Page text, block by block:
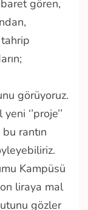
gören,
görüyoruz.
‘’proje’’
rantın
Kampüsü
liraya mal
gözler